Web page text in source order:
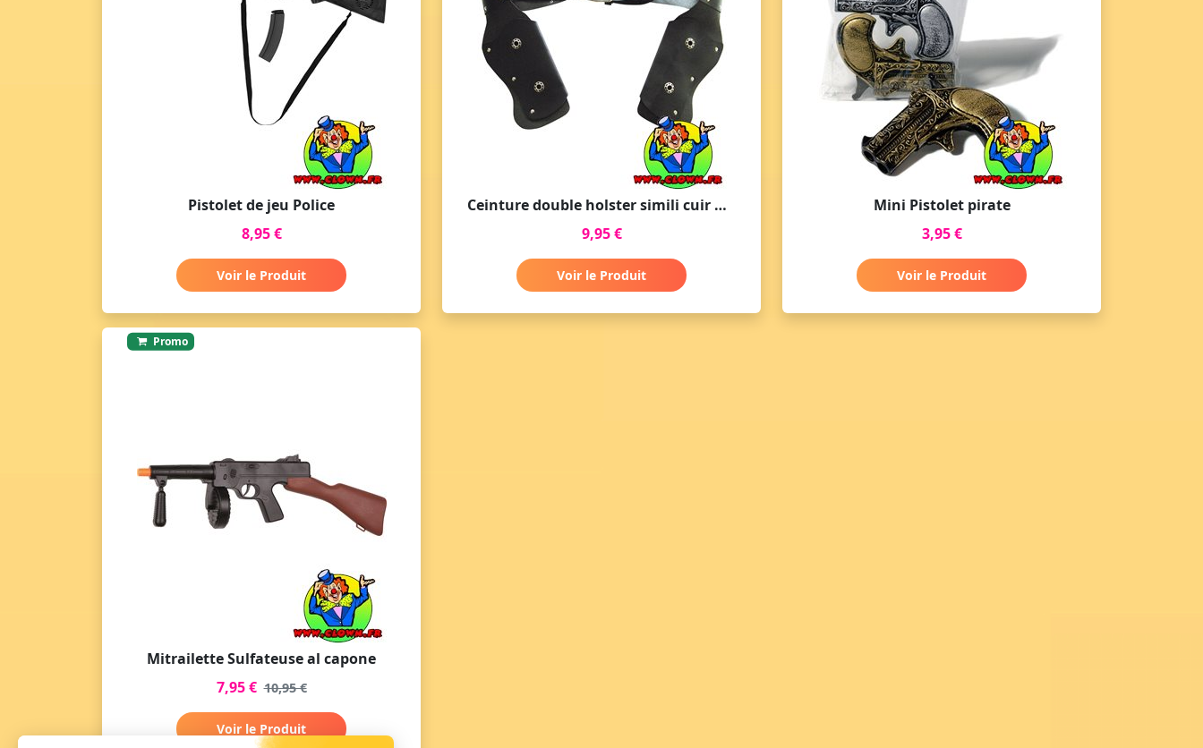
Pistolet de jeu Police
8,95 €
Voir le Produit
Ceinture double holster simili cuir noir
9,95 €
Voir le Produit
Mini Pistolet pirate
3,95 €
Voir le Produit
Promo
Mitrailette Sulfateuse al capone
7,95 € 10,95 €
Voir le Produit